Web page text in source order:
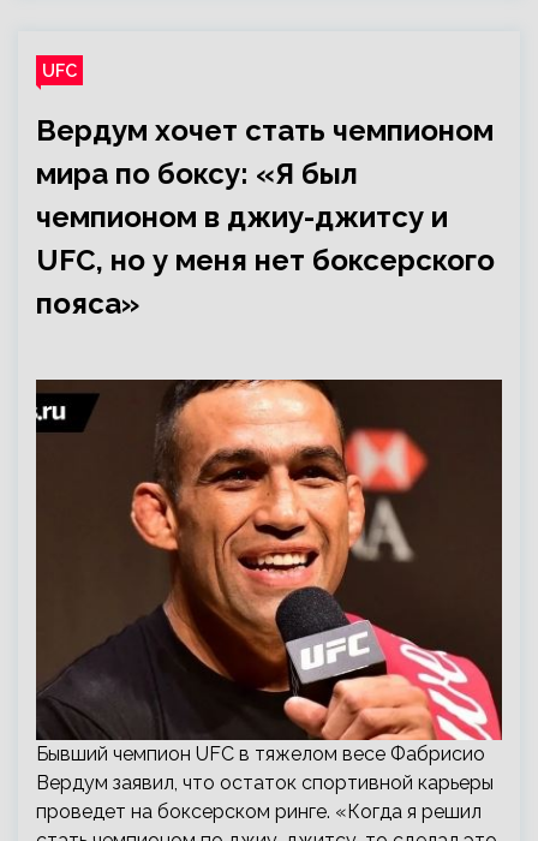
UFC
Вердум хочет стать чемпионом
мира по боксу: «Я был
чемпионом в джиу-джитсу и
UFC, но у меня нет боксерского
пояса»
Бывший чемпион UFC в тяжелом весе Фабрисио
Вердум заявил, что остаток спортивной карьеры
проведет на боксерском ринге. «Когда я решил